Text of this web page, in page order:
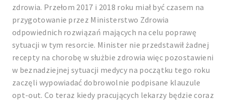
zdrowia. Przełom 2017 i 2018 roku miał być czasem na
przygotowanie przez Ministerstwo Zdrowia
odpowiednich rozwiązań mających na celu poprawę
sytuacji w tym resorcie. Minister nie przedstawił żadnej
recepty na chorobę w służbie zdrowia więc pozostawieni
w beznadziejnej sytuacji medycy na początku tego roku
zaczęli wypowiadać dobrowolnie podpisane klauzule
opt-out. Co teraz kiedy pracujących lekarzy będzie coraz